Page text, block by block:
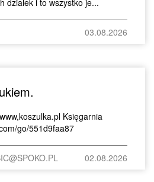
dzialek i to wszystko je...
03.08.2026
Księgarnia
go/551d9faa87
02.08.2026